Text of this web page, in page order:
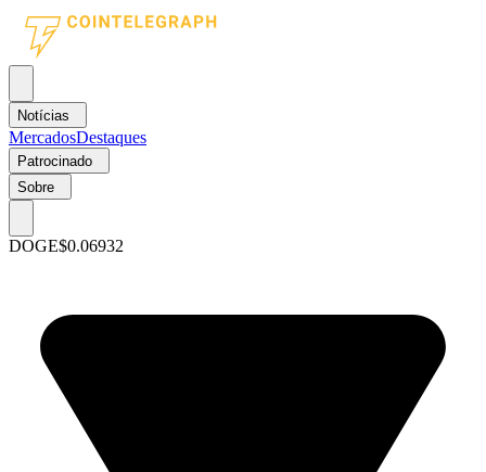
Notícias
MercadosDestaques
Patrocinado
Sobre
DOGE$0.06932